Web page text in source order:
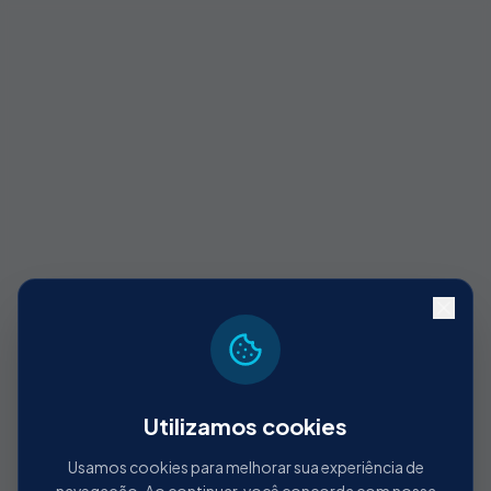
404
Utilizamos cookies
Usamos cookies para melhorar sua experiência de